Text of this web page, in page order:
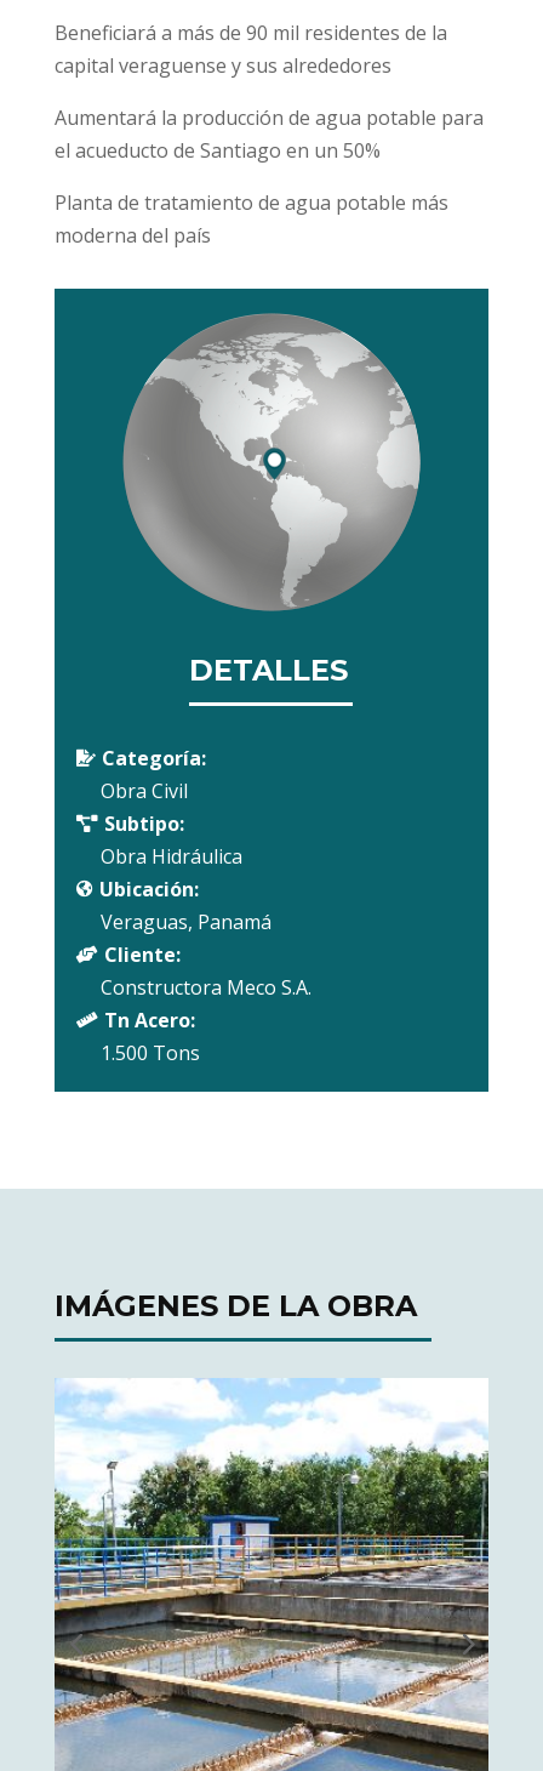
Beneficiará a más de 90 mil residentes de la
capital veraguense y sus alrededores
Aumentará la producción de agua potable para
el acueducto de Santiago en un 50%
Planta de tratamiento de agua potable más
moderna del país
DETALLES
 Categoría:
Obra Civil
 Subtipo:
Obra Hidráulica
 Ubicación:
Veraguas, Panamá
 Cliente:
Constructora Meco S.A.
 Tn Acero:
1.500 Tons
IMÁGENES DE LA OBRA